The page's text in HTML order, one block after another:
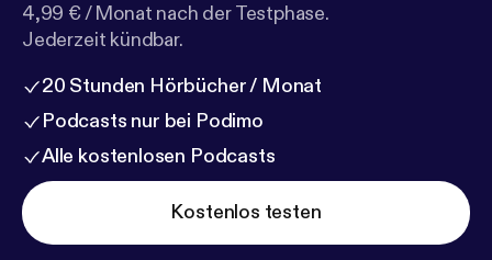
4,99 € / Monat nach der Testphase.
Jederzeit kündbar.
20 Stunden Hörbücher / Monat
Podcasts nur bei Podimo
Alle kostenlosen Podcasts
Kostenlos testen